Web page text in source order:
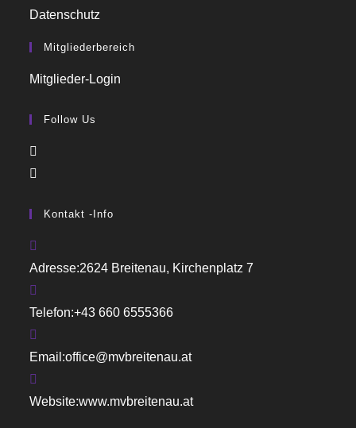
Datenschutz
Mitgliederbereich
Mitglieder-Login
Follow Us
Kontakt -Info
Adresse:2624 Breitenau, Kirchenplatz 7
Telefon:+43 660 6555366
Email:office@mvbreitenau.at
Website:www.mvbreitenau.at